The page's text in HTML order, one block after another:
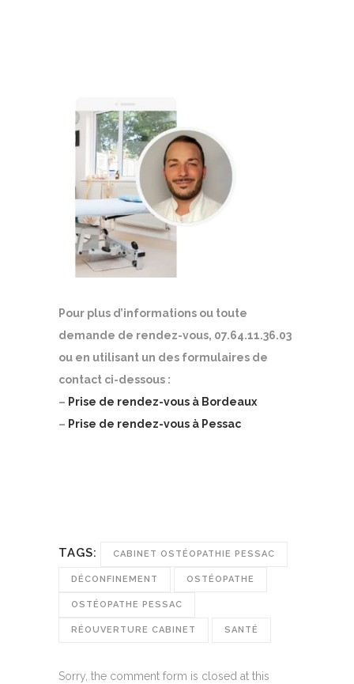
Pour plus d’informations ou toute
demande de rendez-vous, 07.64.11.36.03
ou en utilisant un des formulaires de
contact ci-dessous :
– Prise de rendez-vous à Bordeaux
– Prise de rendez-vous à Pessac
TAGS: CABINET OSTÉOPATHIE PESSAC
DÉCONFINEMENT OSTÉOPATHE
OSTÉOPATHE PESSAC
RÉOUVERTURE CABINET SANTÉ
Sorry, the comment form is closed at this